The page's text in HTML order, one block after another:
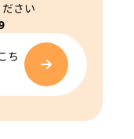
さい
ち